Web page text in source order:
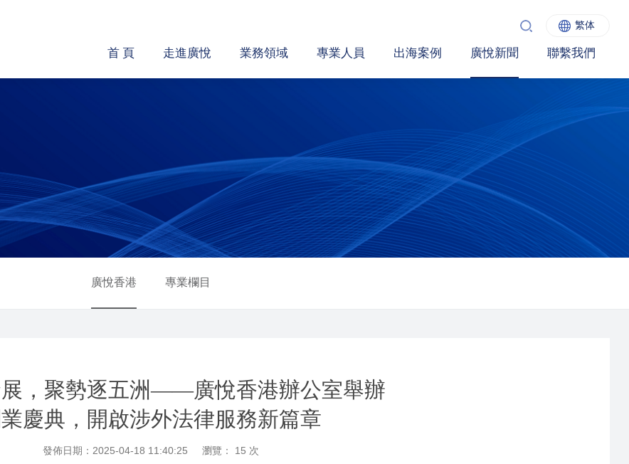
首 頁 走進廣悅 業務領域 專業人員 出海案例 廣悅新聞 聯繫我們
繁体
廣悅香港 專業欄目
，聚勢逐五洲——廣悅香港辦公室舉辦
慶典，開啟涉外法律服務新篇章
發佈日期：2025-04-18 11:40:25 瀏覽： 15 次